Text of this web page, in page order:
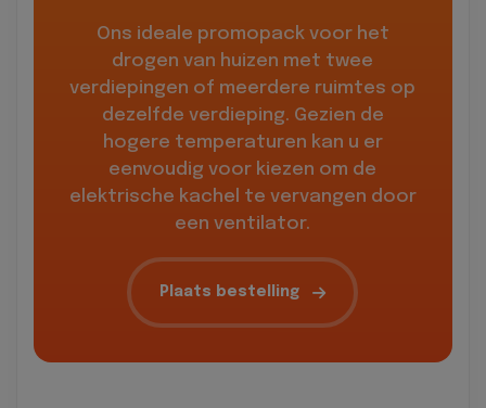
Ons ideale promopack voor het
drogen van huizen met twee
verdiepingen of meerdere ruimtes op
dezelfde verdieping. Gezien de
hogere temperaturen kan u er
eenvoudig voor kiezen om de
elektrische kachel te vervangen door
een ventilator.
Plaats bestelling